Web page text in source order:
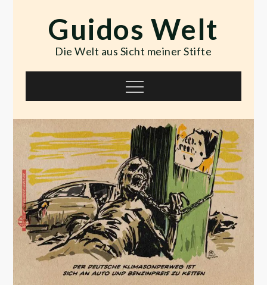
contentGuidos Welt
Die Welt aus Sicht meiner Stifte
Menu